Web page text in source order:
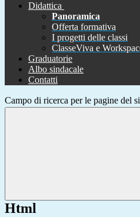
Didattica
Panoramica
Offerta formativa
I progetti delle classi
ClasseViva e
Graduatorie
Albo sindacale
Contatti
Campo di ricerca per le pagine del
Html